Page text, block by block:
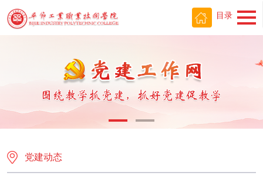
目录
党建动态